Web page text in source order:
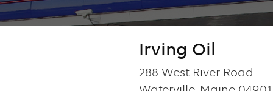
Irving Oil
288 West River Road